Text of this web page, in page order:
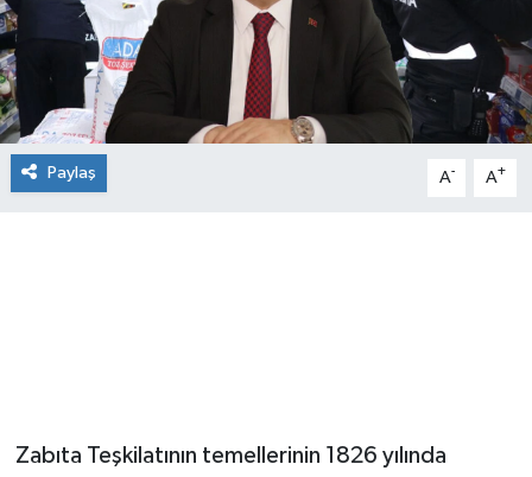
Paylaş A- A+
Zabıta Teşkilatının temellerinin 1826 yılında